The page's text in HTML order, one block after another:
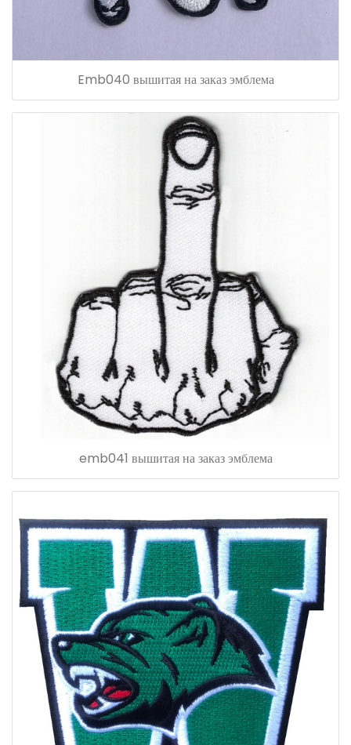
Emb040 вышитая на заказ эмблема
emb041 вышитая на заказ эмблема